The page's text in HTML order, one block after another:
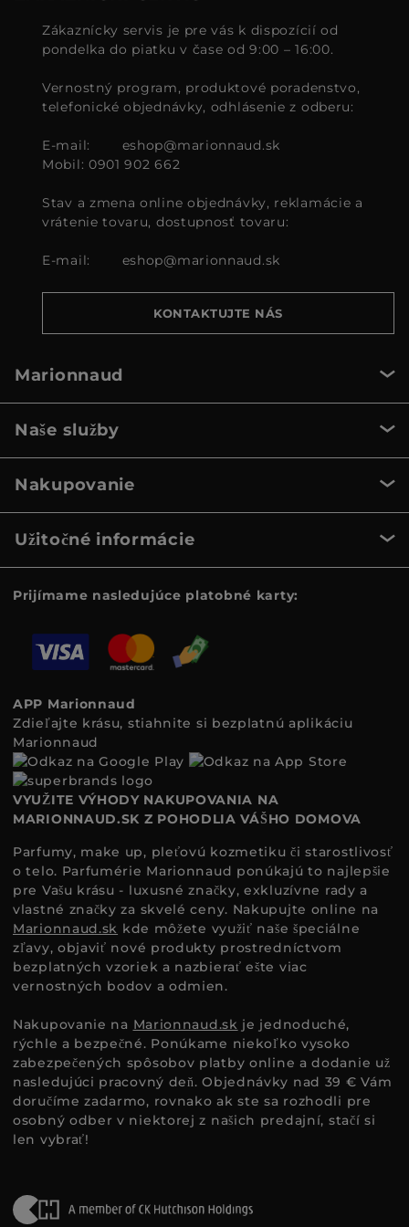
Zákaznícky servis je pre vás k dispozícií od
pondelka do piatku v čase od 9:00 – 16:00.
Vernostný program, produktové poradenstvo,
telefonické objednávky, odhlásenie z odberu:
E-mail:
eshop@marionnaud.sk
Mobil: 0901 902 662
Stav a zmena online objednávky, reklamácie a
vrátenie tovaru, dostupnosť tovaru:
E-mail: eshop@marionnaud.sk
KONTAKTUJTE NÁS
Marionnaud
Naše služby
Nakupovanie
Užitočné informácie
Prijímame nasledujúce platobné karty:
APP Marionnaud
Zdieľajte krásu, stiahnite si bezplatnú aplikáciu
Marionnaud
VYUŽITE VÝHODY NAKUPOVANIA NA
MARIONNAUD.SK Z POHODLIA VÁŠHO DOMOVA
Parfumy, make up, pleťovú kozmetiku či starostlivosť
o telo. Parfumérie Marionnaud ponúkajú to najlepšie
pre Vašu krásu - luxusné značky, exkluzívne rady a
vlastné značky za skvelé ceny. Nakupujte online na
Marionnaud.sk kde môžete využiť naše špeciálne
zľavy, objaviť nové produkty prostredníctvom
bezplatných vzoriek a nazbierať ešte viac
vernostných bodov a odmien.
Nakupovanie na Marionnaud.sk je jednoduché,
rýchle a bezpečné. Ponúkame niekoľko vysoko
zabezpečených spôsobov platby online a dodanie už
nasledujúci pracovný deň. Objednávky nad 39 € Vám
doručíme zadarmo, rovnako ak ste sa rozhodli pre
osobný odber v niektorej z našich predajní, stačí si
len vybrať!